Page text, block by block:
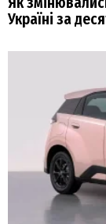
Україні за